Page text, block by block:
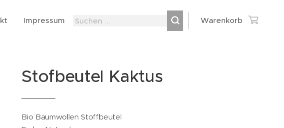
Impressum Warenkorb
Stofbeutel Kaktus
Bio Baumwollen Stoffbeutel